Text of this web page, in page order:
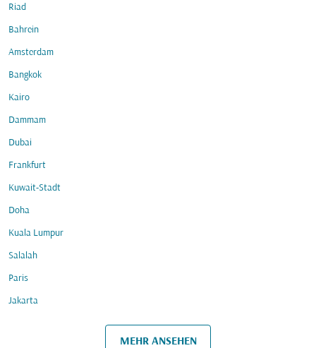
Riad
Bahrein
Amsterdam
Bangkok
Kairo
Dammam
Dubai
Frankfurt
Kuwait-Stadt
Doha
Kuala Lumpur
Salalah
Paris
Jakarta
MEHR ANSEHEN